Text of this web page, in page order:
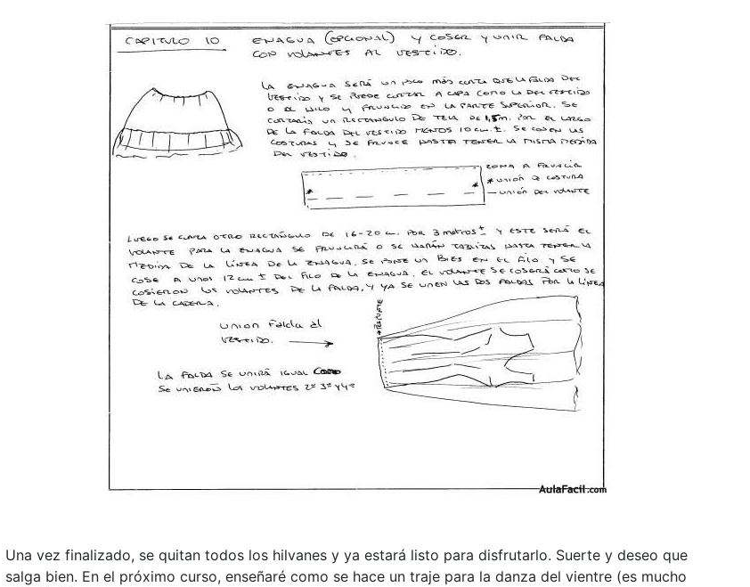
Una vez finalizado, se quitan todos los hilvanes y ya estará listo para disfrutarlo. Suerte y deseo que
salga bien. En el próximo curso, enseñaré como se hace un traje para la danza del vientre (es mucho